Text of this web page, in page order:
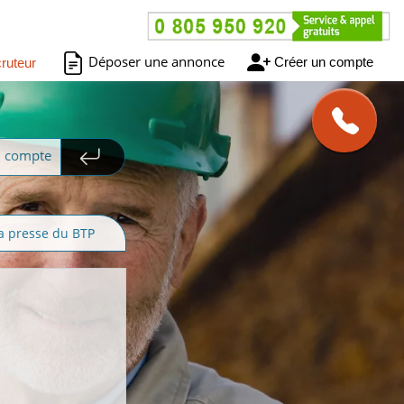
Déposer une annonce Créer un compte
compte
presse du BTP